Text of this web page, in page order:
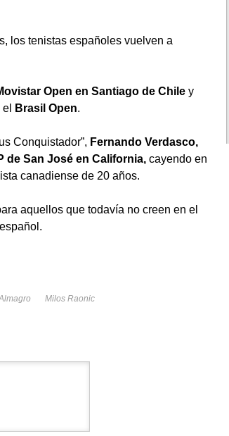
los tenistas españoles vuelven a
Open en Santiago de Chile y
Brasil Open.
Conquistador”, Fernando Verdasco,
de San José en California, cayendo en
canadiense de 20 años.
aquellos que todavía no creen en el
Milos Raonic